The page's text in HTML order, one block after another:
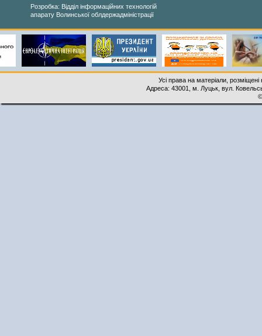
Розробка: Відділ інформаційних технологій
апарату Волинської облдержадміністрації
Усі права на матеріали,
Адреса: 43001, м. Луцьк, вул.